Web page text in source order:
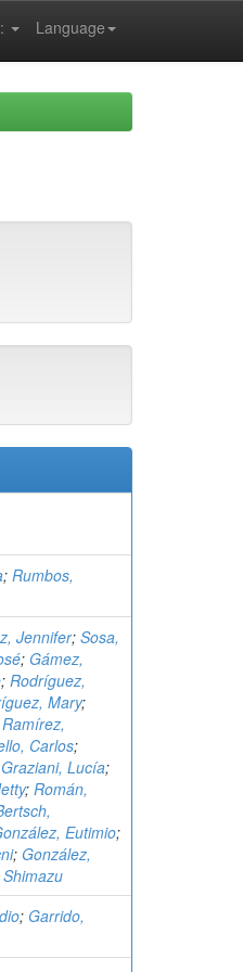
Language
; Rumbos,
Jennifer; Sosa,
; Gámez,
; Rodríguez,
Mary;
Ramírez,
Carlos;
Graziani, Lucía;
; Román,
Eutimio;
; González,
; Garrido,